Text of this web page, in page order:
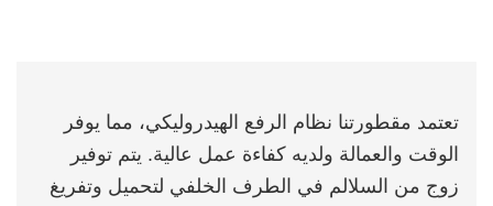
تعتمد مقطورتنا نظام الرفع الهيدروليكي، مما يوفر
الوقت والعمالة ولديه كفاءة عمل عالية. يتم توفير
زوج من السلالم في الطرف الخلفي لتحميل وتفريغ